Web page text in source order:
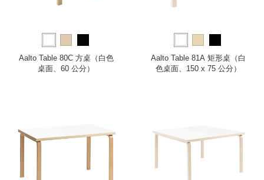
Aalto Table 80C 方桌（白色
桌面、60 公分）
Aalto Table 81A 矩形桌（白
色桌面、150 x 75 公分）